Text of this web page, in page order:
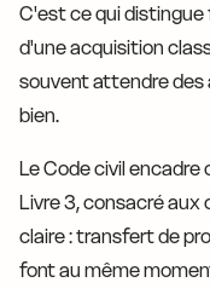
C'est ce qui
d'une acquisition
souvent attendre des
bien.
Le Code civil encadre
Livre 3, consacré aux
claire : transfert de
font au même